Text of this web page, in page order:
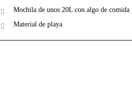
Mochila de unos 20L con algo de comida
Material de playa